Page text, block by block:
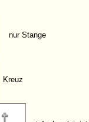
nur Stange
Kreuz